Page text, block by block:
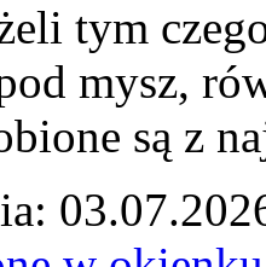
tym
mysz,
są z